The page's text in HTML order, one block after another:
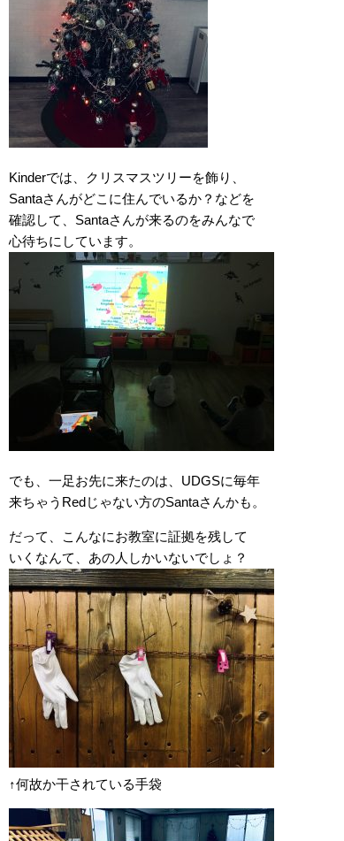
Kinderでは、クリスマスツリーを飾り、
Santaさんがどこに住んでいるか？などを
確認して、Santaさんが来るのをみんなで
心待ちにしています。
でも、一足お先に来たのは、UDGSに毎年
来ちゃうRedじゃない方のSantaさんかも。
だって、こんなにお教室に証拠を残して
いくなんて、あの人しかいないでしょ？
↑何故か干されている手袋